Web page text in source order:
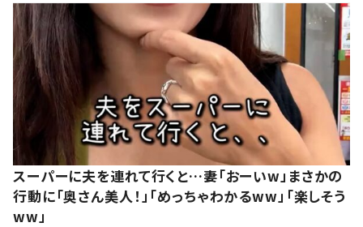
スーパーに夫を連れて行くと…妻「おーいw」まさかの
行動に「奥さん美人！」「めっちゃわかるww」「楽しそう
ww」